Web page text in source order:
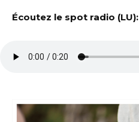
Écoutez le spot radio (LU):